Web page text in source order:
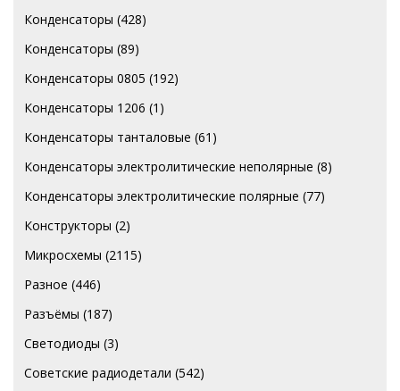
Конденсаторы (428)
Конденсаторы (89)
Конденсаторы 0805 (192)
Конденсаторы 1206 (1)
Конденсаторы танталовые (61)
Конденсаторы электролитические неполярные (8)
Конденсаторы электролитические полярные (77)
Конструкторы (2)
Микросхемы (2115)
Разное (446)
Разъёмы (187)
Светодиоды (3)
Советские радиодетали (542)